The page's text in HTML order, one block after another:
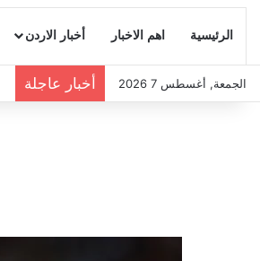
الرئيسية اهم الاخبار أخبار الاردن
الجمعة, أغسطس 7 2026 أخبار عاجلة